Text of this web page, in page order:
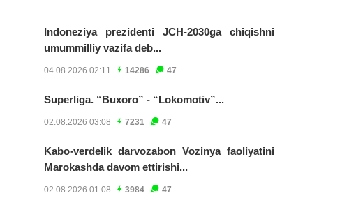
Indoneziya prezidenti JCH-2030ga chiqishni
umummilliy vazifa deb...
04.08.2026 02:11 14286 47
Superliga. “Buxoro” - “Lokomotiv”...
02.08.2026 03:08 7231 47
Kabo-verdelik darvozabon Vozinya faoliyatini
Marokashda davom ettirishi...
02.08.2026 01:08 3984 47